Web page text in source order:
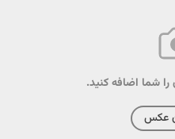
شما اضافه کنید.
عکس